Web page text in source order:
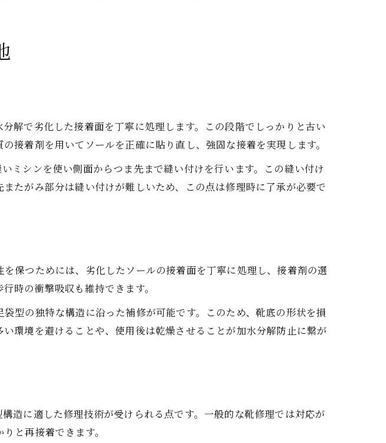
解で劣化した接着面を丁寧に処理します。この段階でしっかりと古い
接着剤を用いてソールを正確に貼り直し、強固な接着を実現します。
ミシンを使い側面からつま先まで縫い付けを行います。この縫い付け
たがみ部分は縫い付けが難しいため、この点は修理時に了承が必要で
保つためには、劣化したソールの接着面を丁寧に処理し、接着剤の選
時の衝撃吸収も維持できます。
型の独特な構造に沿った補修が可能です。このため、靴底の形状を損
環境を避けることや、使用後は乾燥させることが加水分解防止に繋が
造に適した修理技術が受けられる点です。一般的な靴修理では対応が
と再接着できます。